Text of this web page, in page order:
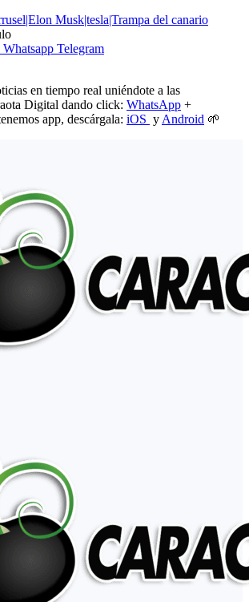
Musk|tesla|Trampa del canario
Whatsapp Telegram
en tiempo real uniéndote a las
Digital dando click: WhatsApp +
app, descárgala: iOS y Android 🌱